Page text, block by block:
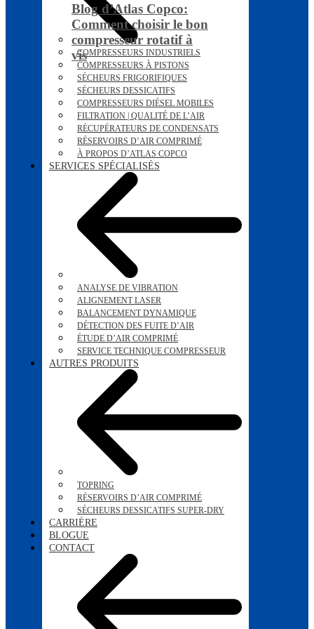
Blog d’Atlas Copco:
Comment choisir le bon
compresseur rotatif à
vis
COMPRESSEURS INDUSTRIELS
COMPRESSEURS À PISTONS
SÉCHEURS FRIGORIFIQUES
SÉCHEURS DESSICATIFS
COMPRESSEURS DIÉSEL MOBILES
FILTRATION | QUALITÉ DE L’AIR
RÉCUPÉRATEURS DE CONDENSATS
RÉSERVOIRS D’AIR COMPRIMÉ
À PROPOS D’ATLAS COPCO
SERVICES SPÉCIALISÉS
ANALYSE DE VIBRATION
ALIGNEMENT LASER
BALANCEMENT DYNAMIQUE
DÉTECTION DES FUITE D’AIR
ÉTUDE D’AIR COMPRIMÉ
SERVICE TECHNIQUE COMPRESSEUR
AUTRES PRODUITS
TOPRING
RÉSERVOIRS D’AIR COMPRIMÉ
SÉCHEURS DESSICATIFS SUPER-DRY
CARRIÈRE
BLOGUE
CONTACT